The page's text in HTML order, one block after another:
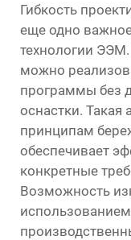
Гибкость
еще одно
технологии
можно
программы без
оснастки. Такая
принципам
обеспечивает
конкретные
Возможность